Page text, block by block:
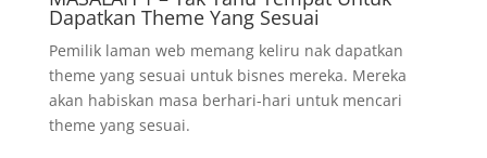
Dapatkan Theme Yang Sesuai
Pemilik laman web memang keliru nak dapatkan
theme yang sesuai untuk bisnes mereka. Mereka
akan habiskan masa berhari-hari untuk mencari
theme yang sesuai.